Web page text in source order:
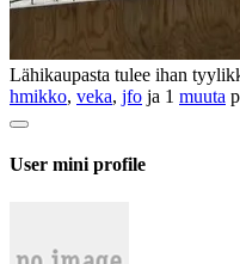
Lähikaupasta tulee ihan
hmikko, veka, jfo ja 1 muuta
User mini profile